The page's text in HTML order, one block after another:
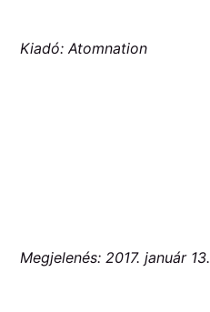
Kiadó: Atomnation
Megjelenés: 2017. január 13.